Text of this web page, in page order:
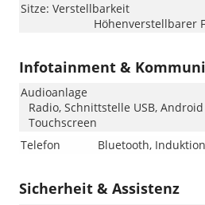
Sitze: Verstellbarkeit
Höhenverstellbarer
Infotainment &
Audioanlage
Radio, Schnittstelle USB,
Touchscreen
Telefon
Bluetooth,
Sicherheit & Assistenz